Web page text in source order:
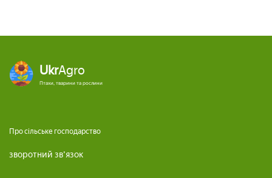
UkrAgro
Птахи, тварини та рослини
Про сільське господарство
зворотний зв'язок